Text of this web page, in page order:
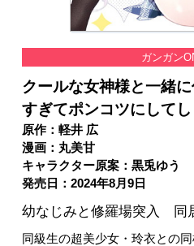
ガンガン
クールな女神様と一緒
すぎてポンコツにして
原作：軽井 広
漫画：丸美甘
キャラクター原案：黒兎ゆう
発売日：2024年8月9日
幼なじみと修羅場突入 同
同級生の超美少女・玲衣との